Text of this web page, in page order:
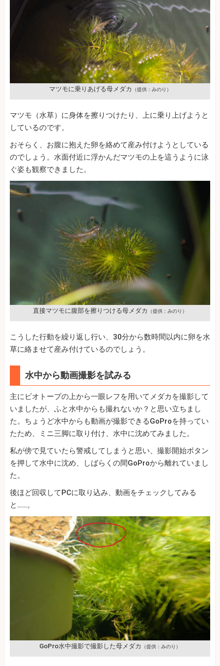
マツモに乗りあげる母メダカ （提供：みのり）
マツモ（水草）に身体を擦りつけたり、上に乗り上げようと
しているのです。
おそらく、お腹に抱えた卵を絡めて産み付けようとしている
のでしょう。水面付近に浮かんだマツモの上を這うように泳
ぐ姿も観察できました。
直接マツモに腹部を擦りつける母メダカ （提供：みのり）
こうした行動を繰り返し行い、30分から数時間以内に卵を水
草に絡ませて産み付けているのでしょう。
水中から動画撮影を試みる
主にビオトープの上から一眼レフを用いてメダカを撮影して
いましたが、ふと水中からも撮れないか？と思い立ちまし
た。ちょうど水中からも動画が撮影できるGoProを持ってい
たため、ミニ三脚に取り付け、水中に沈めてみました。
私が傍で見ていたら警戒してしまうと思い、撮影開始ボタン
を押して水中に沈め、しばらくの間GoProから離れていまし
た。
後ほど回収してPCに取り込み、動画をチェックしてみる
と……。
GoPro水中撮影で撮影した母メダカ （提供：みのり）